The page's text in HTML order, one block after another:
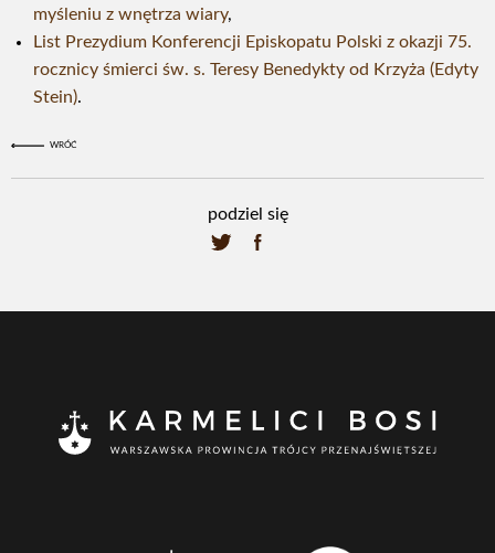
myśleniu z wnętrza wiary,
List Prezydium Konferencji Episkopatu Polski z okazji 75.
rocznicy śmierci św. s. Teresy Benedykty od Krzyża (Edyty
Stein).
WRÓĆ
podziel się